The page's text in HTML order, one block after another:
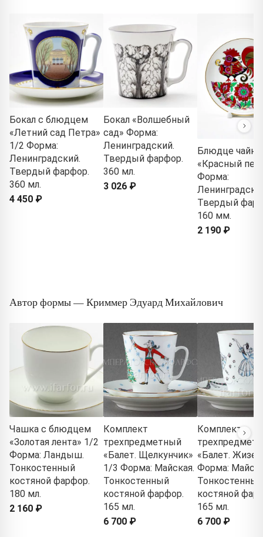
Бокал с блюдцем
«Летний сад Петра»
1/2 Форма:
Ленинградский.
Твердый фарфор.
360 мл.
4 450 ₽
Бокал «Волшебный
сад» Форма:
Ленинградский.
Твердый фарфор.
360 мл.
3 026 ₽
Блюдце
«Красный
Форма:
Твердый
160 мм.
2 190 ₽
Автор формы — Криммер Эдуард Михайлович
Чашка с блюдцем
«Золотая лента» 1/2
Форма: Ландыш.
Тонкостенный
костяной фарфор.
180 мл.
2 160 ₽
Комплект
трехпредметный
«Балет. Щелкунчик»
1/3 Форма: Майская.
Тонкостенный
костяной фарфор.
165 мл.
6 700 ₽
Комплект
«Балет.
Форма:
Тонкостенный
костяной
165 мл.
6 700 ₽